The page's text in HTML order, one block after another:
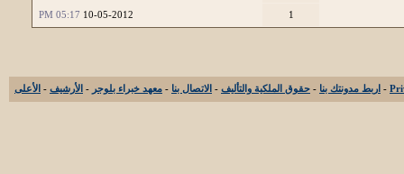
1
10-05-2012
05:17 PM
- اربط مدونتك بنا - حقوق الملكية والتأليف - الاتصال بنا - معهد خبراء بلوجر - الأرشيف - الأعلى